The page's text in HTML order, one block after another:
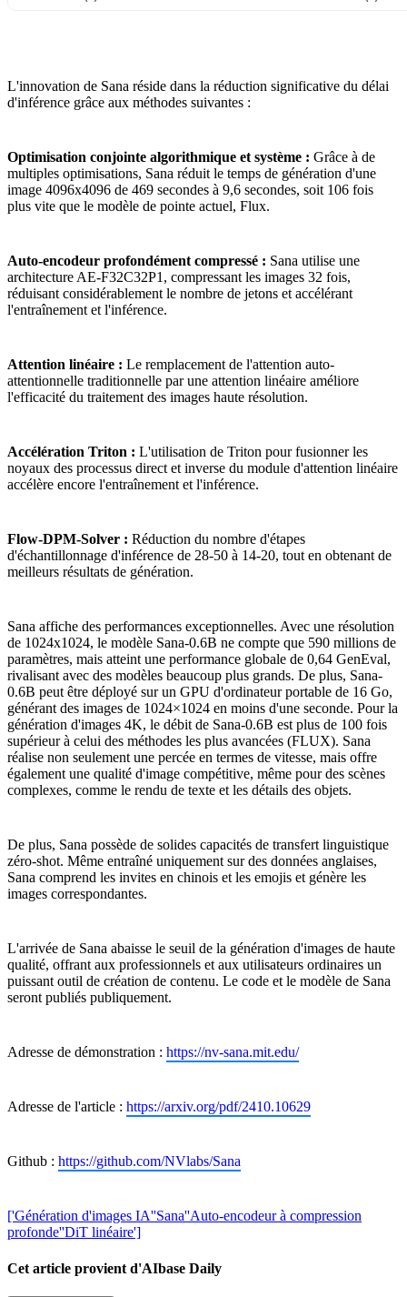
L'innovation de Sana réside dans la réduction significative du délai
d'inférence grâce aux méthodes suivantes :
Optimisation conjointe algorithmique et système : Grâce à de
multiples optimisations, Sana réduit le temps de génération d'une
image 4096x4096 de 469 secondes à 9,6 secondes, soit 106 fois
plus vite que le modèle de pointe actuel, Flux.
Auto-encodeur profondément compressé : Sana utilise une
architecture AE-F32C32P1, compressant les images 32 fois,
réduisant considérablement le nombre de jetons et accélérant
l'entraînement et l'inférence.
Attention linéaire : Le remplacement de l'attention auto-
attentionnelle traditionnelle par une attention linéaire améliore
l'efficacité du traitement des images haute résolution.
Accélération Triton : L'utilisation de Triton pour fusionner les
noyaux des processus direct et inverse du module d'attention linéaire
accélère encore l'entraînement et l'inférence.
Flow-DPM-Solver : Réduction du nombre d'étapes
d'échantillonnage d'inférence de 28-50 à 14-20, tout en obtenant de
meilleurs résultats de génération.
Sana affiche des performances exceptionnelles. Avec une résolution
de 1024x1024, le modèle Sana-0.6B ne compte que 590 millions de
paramètres, mais atteint une performance globale de 0,64 GenEval,
rivalisant avec des modèles beaucoup plus grands. De plus, Sana-
0.6B peut être déployé sur un GPU d'ordinateur portable de 16 Go,
générant des images de 1024×1024 en moins d'une seconde. Pour la
génération d'images 4K, le débit de Sana-0.6B est plus de 100 fois
supérieur à celui des méthodes les plus avancées (FLUX). Sana
réalise non seulement une percée en termes de vitesse, mais offre
également une qualité d'image compétitive, même pour des scènes
complexes, comme le rendu de texte et les détails des objets.
De plus, Sana possède de solides capacités de transfert linguistique
zéro-shot. Même entraîné uniquement sur des données anglaises,
Sana comprend les invites en chinois et les emojis et génère les
images correspondantes.
L'arrivée de Sana abaisse le seuil de la génération d'images de haute
qualité, offrant aux professionnels et aux utilisateurs ordinaires un
puissant outil de création de contenu. Le code et le modèle de Sana
seront publiés publiquement.
Adresse de démonstration : https://nv-sana.mit.edu/
Adresse de l'article : https://arxiv.org/pdf/2410.10629
Github : https://github.com/NVlabs/Sana
['Génération d'images IA''Sana''Auto-encodeur à compression
profonde''DiT linéaire']
Cet article provient d'AIbase Daily